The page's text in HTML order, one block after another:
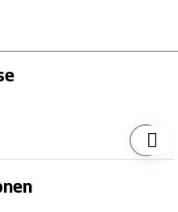
7.4 km, Fähre